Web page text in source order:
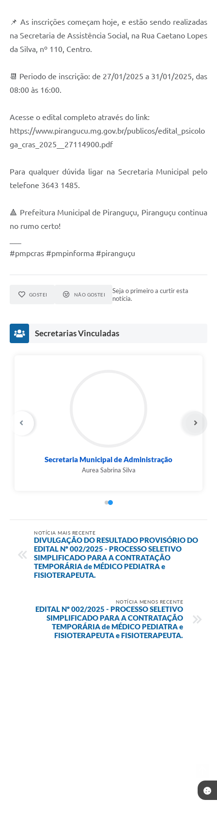
📌 As inscrições começam hoje, e estão sendo realizadas
na Secretaria de Assistência Social, na Rua Caetano Lopes
da Silva, nº 110, Centro.
📆 Periodo de inscrição: de 27/01/2025 a 31/01/2025, das
08:00 às 16:00.
Acesse o edital completo através do link:
https://www.pirangucu.mg.gov.br/publicos/edital_psicolo
ga_cras_2025__27114900.pdf
Para qualquer dúvida ligar na Secretaria Municipal pelo
telefone 3643 1485.
🔺 Prefeitura Municipal de Piranguçu, Piranguçu continua
no rumo certo!
#pmpcras #pmpinforma #piranguçu
GOSTEI NÃO GOSTEI
Seja o primeiro a curtir esta
notícia.
Secretarias Vinculadas
Secretaria Municipal de Administração
Aurea Sabrina Silva
NOTÍCIA MAIS RECENTE
DIVULGAÇÃO DO RESULTADO PROVISÓRIO DO
EDITAL Nº 002/2025 - PROCESSO SELETIVO
SIMPLIFICADO PARA A CONTRATAÇÃO
TEMPORÁRIA de MÉDICO PEDIATRA e
FISIOTERAPEUTA.
NOTÍCIA MENOS RECENTE
EDITAL Nº 002/2025 - PROCESSO SELETIVO
SIMPLIFICADO PARA A CONTRATAÇÃO
TEMPORÁRIA de MÉDICO PEDIATRA e
FISIOTERAPEUTA e FISIOTERAPEUTA.